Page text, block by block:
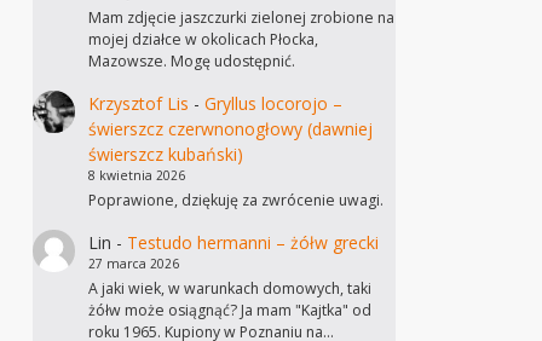
Mam zdjęcie jaszczurki zielonej zrobione na
mojej działce w okolicach Płocka,
Mazowsze. Mogę udostępnić.
Krzysztof Lis - Gryllus locorojo –
świerszcz czerwnonogłowy (dawniej
świerszcz kubański)
8 kwietnia 2026
Poprawione, dziękuję za zwrócenie uwagi.
Lin - Testudo hermanni – żółw grecki
27 marca 2026
A jaki wiek, w warunkach domowych, taki
żółw może osiągnąć? Ja mam "Kajtka" od
roku 1965. Kupiony w Poznaniu na…